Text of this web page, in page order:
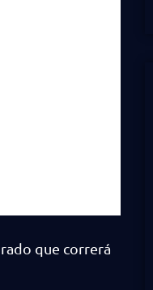
que correrá